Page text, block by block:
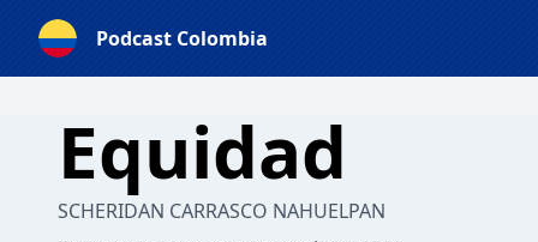
Podcast Colombia
Equidad
SCHERIDAN CARRASCO NAHUELPAN